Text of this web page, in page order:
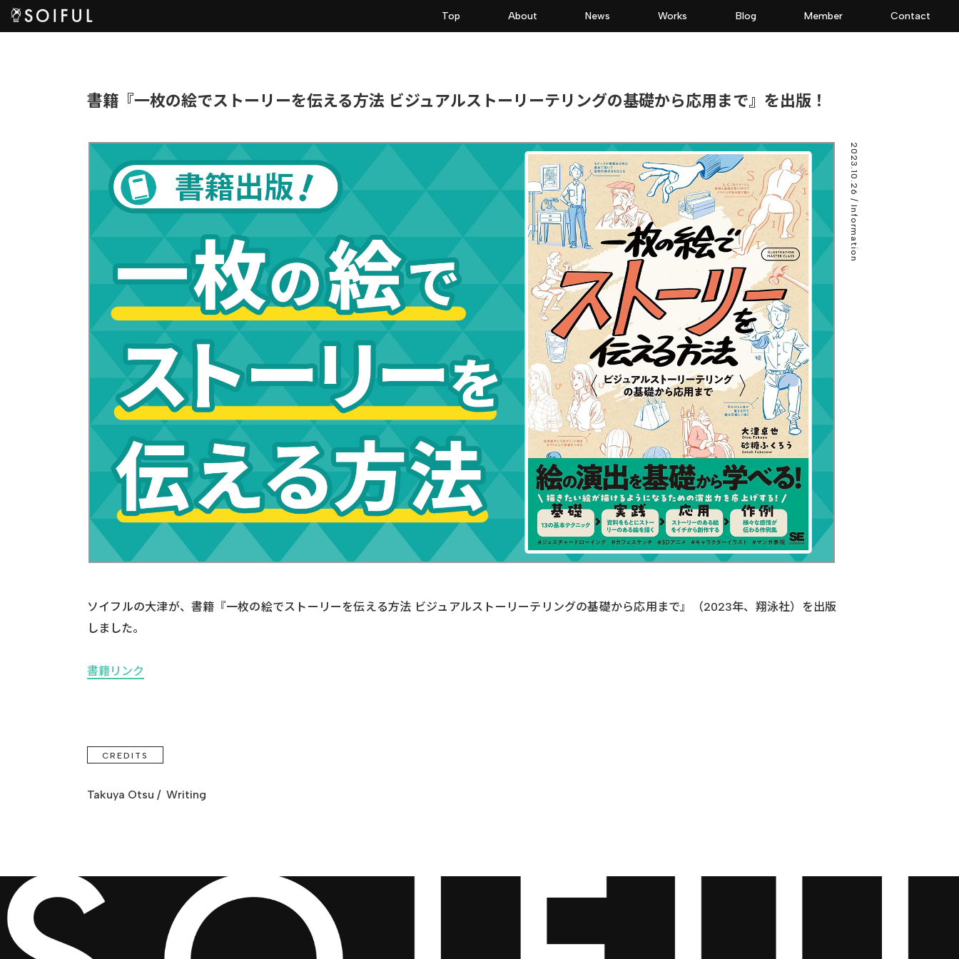
Top About News Works Blog Member Contact
書籍『一枚の絵でストーリーを伝える方法 ビジュアルストーリーテリングの基礎から応用まで』を出版！
ソイフルの大津が、書籍『一枚の絵でストーリーを伝える方法 ビジュアルストーリーテリングの基礎から応用まで』（2023年、翔泳社）を出版
しました。
書籍リンク
2023.10.26
/ Information
CREDITS
Takuya Otsu / Writing